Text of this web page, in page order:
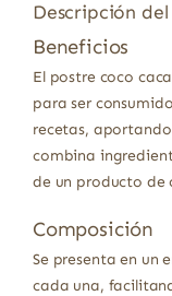
Descripción
Beneficios
El postre coco
para ser
recetas,
combina
de un producto de
Composición
Se presenta en un
cada una,